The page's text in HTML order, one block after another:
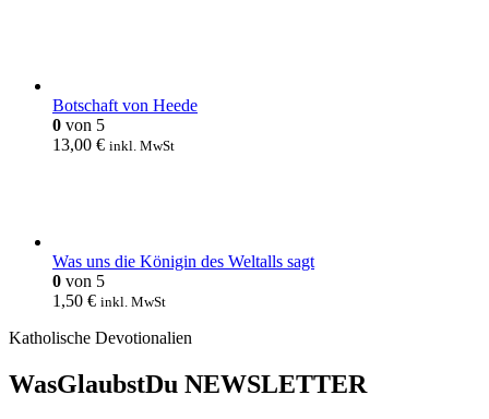
Botschaft von Heede
0 von 5
13,00 € inkl. MwSt
Was uns die Königin des Weltalls sagt
0 von 5
1,50 € inkl. MwSt
Katholische Devotionalien
WasGlaubstDu NEWSLETTER